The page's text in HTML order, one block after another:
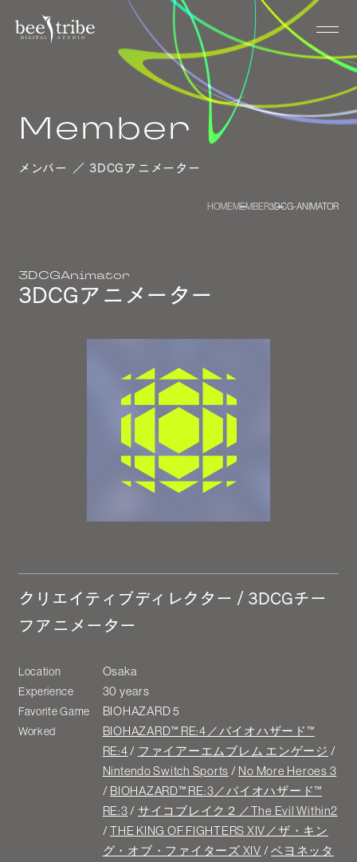
メンバー ／ 3DCGアニメーター
Member
HOMEMEMBER3DCG-ANIMATOR
3DCGアニメーター
3DCGAnimator
クリエイティブディレクター / 3DCGチー
フアニメーター
Location Osaka
Experience 30 years
Favorite Game BIOHAZARD 5
Worked
BIOHAZARD™ RE:4／バイオハザード™
RE:4/ ファイアーエムブレム エンゲージ /
Nintendo Switch Sports / No More Heroes 3
/ BIOHAZARD™ RE:3／バイオハザード™
RE:3/ サイコブレイク２／The Evil Within2
/THE KING OF FIGHTERS XIV／ザ・キン
グ・オブ・ファイターズ XIV /ベヨネッタ